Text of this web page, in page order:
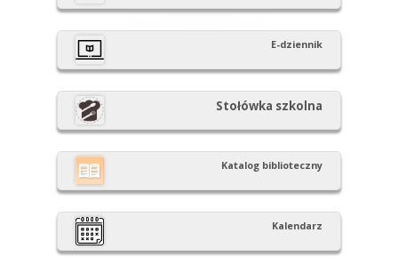
boczny
E-dziennik
Stołówka szkolna
Katalog biblioteczny
Kalendarz